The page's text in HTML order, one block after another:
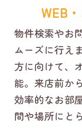
WEB
物件検索やお
ムーズに行え
方に向けて、
能。来店前か
効率的なお部
間や場所にと